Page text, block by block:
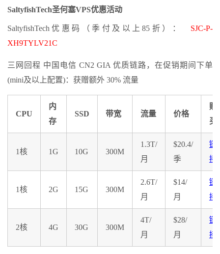
SaltyfishTech圣何塞VPS优惠活动
SaltyfishTech优惠码（季付及以上85折）： SJC-P-
XH9TYLV21C
三网回程 中国电信 CN2 GIA 优质链路，在促销期间下单
(mini及以上配置)：获赠额外 30% 流量
CPU
内
存
SSD 带宽 流量 价格
购
买
1核 1G 10G 300M
1.3T/
月
$20.4/
季
链
接
1核 2G 15G 300M
2.6T/
月
$14/
月
链
接
2核 4G 30G 300M
4T/
月
$28/
月
链
接